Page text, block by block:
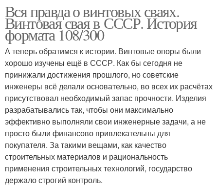
Вся правда о винтовых сваях.
Винтовая свая в СССР. История
формата 108/300
А теперь обратимся к истории. Винтовые опоры были
хорошо изучены ещё в СССР. Как бы сегодня не
принижали достижения прошлого, но советские
инженеры всё делали основательно, во всех их расчётах
присутствовал необходимый запас прочности. Изделия
разрабатывались так, чтобы они максимально
эффективно выполняли свои инженерные задачи, а не
просто были финансово привлекательны для
покупателя. За такими вещами, как качество
строительных материалов и рациональность
применения строительных технологий, государство
держало строгий контроль.